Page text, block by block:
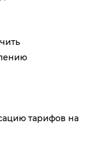
тарифов на